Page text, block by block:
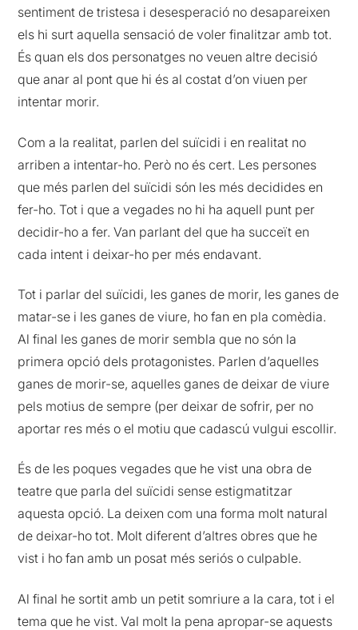
sentiment de tristesa i desesperació no desapareixen
els hi surt aquella sensació de voler finalitzar amb tot.
És quan els dos personatges no veuen altre decisió
que anar al pont que hi és al costat d’on viuen per
intentar morir.
Com a la realitat, parlen del suïcidi i en realitat no
arriben a intentar-ho. Però no és cert. Les persones
que més parlen del suïcidi són les més decidides en
fer-ho. Tot i que a vegades no hi ha aquell punt per
decidir-ho a fer. Van parlant del que ha succeït en
cada intent i deixar-ho per més endavant.
Tot i parlar del suïcidi, les ganes de morir, les ganes de
matar-se i les ganes de viure, ho fan en pla comèdia.
Al final les ganes de morir sembla que no són la
primera opció dels protagonistes. Parlen d’aquelles
ganes de morir-se, aquelles ganes de deixar de viure
pels motius de sempre (per deixar de sofrir, per no
aportar res més o el motiu que cadascú vulgui escollir.
És de les poques vegades que he vist una obra de
teatre que parla del suïcidi sense estigmatitzar
aquesta opció. La deixen com una forma molt natural
de deixar-ho tot. Molt diferent d’altres obres que he
vist i ho fan amb un posat més seriós o culpable.
Al final he sortit amb un petit somriure a la cara, tot i el
tema que he vist. Val molt la pena apropar-se aquests